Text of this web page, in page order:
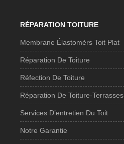
RÉPARATION TOITURE
Membrane Élastomèrs Toit Plat
Réparation De Toiture
Réfection De Toiture
Réparation De Toiture-Terrasses
Services D’entretien Du Toit
Notre Garantie